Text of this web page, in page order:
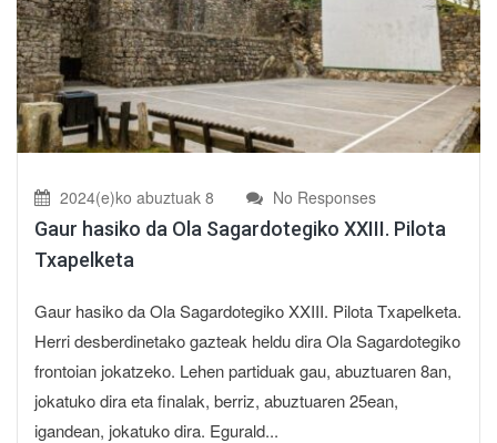
2024(e)ko abuztuak 8 No Responses
Gaur hasiko da Ola Sagardotegiko XXIII. Pilota
Txapelketa
Gaur hasiko da Ola Sagardotegiko XXIII. Pilota Txapelketa.
Herri desberdinetako gazteak heldu dira Ola Sagardotegiko
frontoian jokatzeko. Lehen partiduak gau, abuztuaren 8an,
jokatuko dira eta finalak, berriz, abuztuaren 25ean,
igandean, jokatuko dira. Egurald...